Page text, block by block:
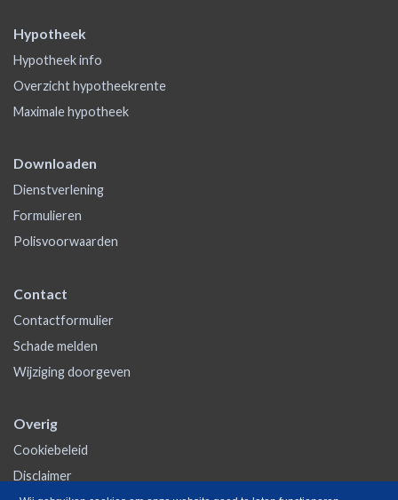
Hypotheek
Hypotheek info
Overzicht hypotheekrente
Maximale hypotheek
Downloaden
Dienstverlening
Formulieren
Polisvoorwaarden
Contact
Contactformulier
Schade melden
Wijziging doorgeven
Overig
Cookiebeleid
Disclaimer